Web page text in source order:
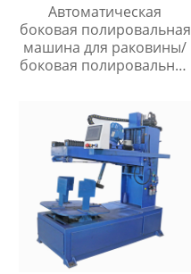
Автоматическая
боковая полировальная
машина для раковины/
боковая полировальная